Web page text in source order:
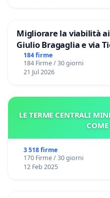
Migliorare la viabilità
Giulio Bragaglia e via
ROMA
184 firme
184 Firme / 30 giorni
21 Jul 2026
LE TERME CENTRALI
3 518 firme
170 Firme / 30 giorni
12 Feb 2025